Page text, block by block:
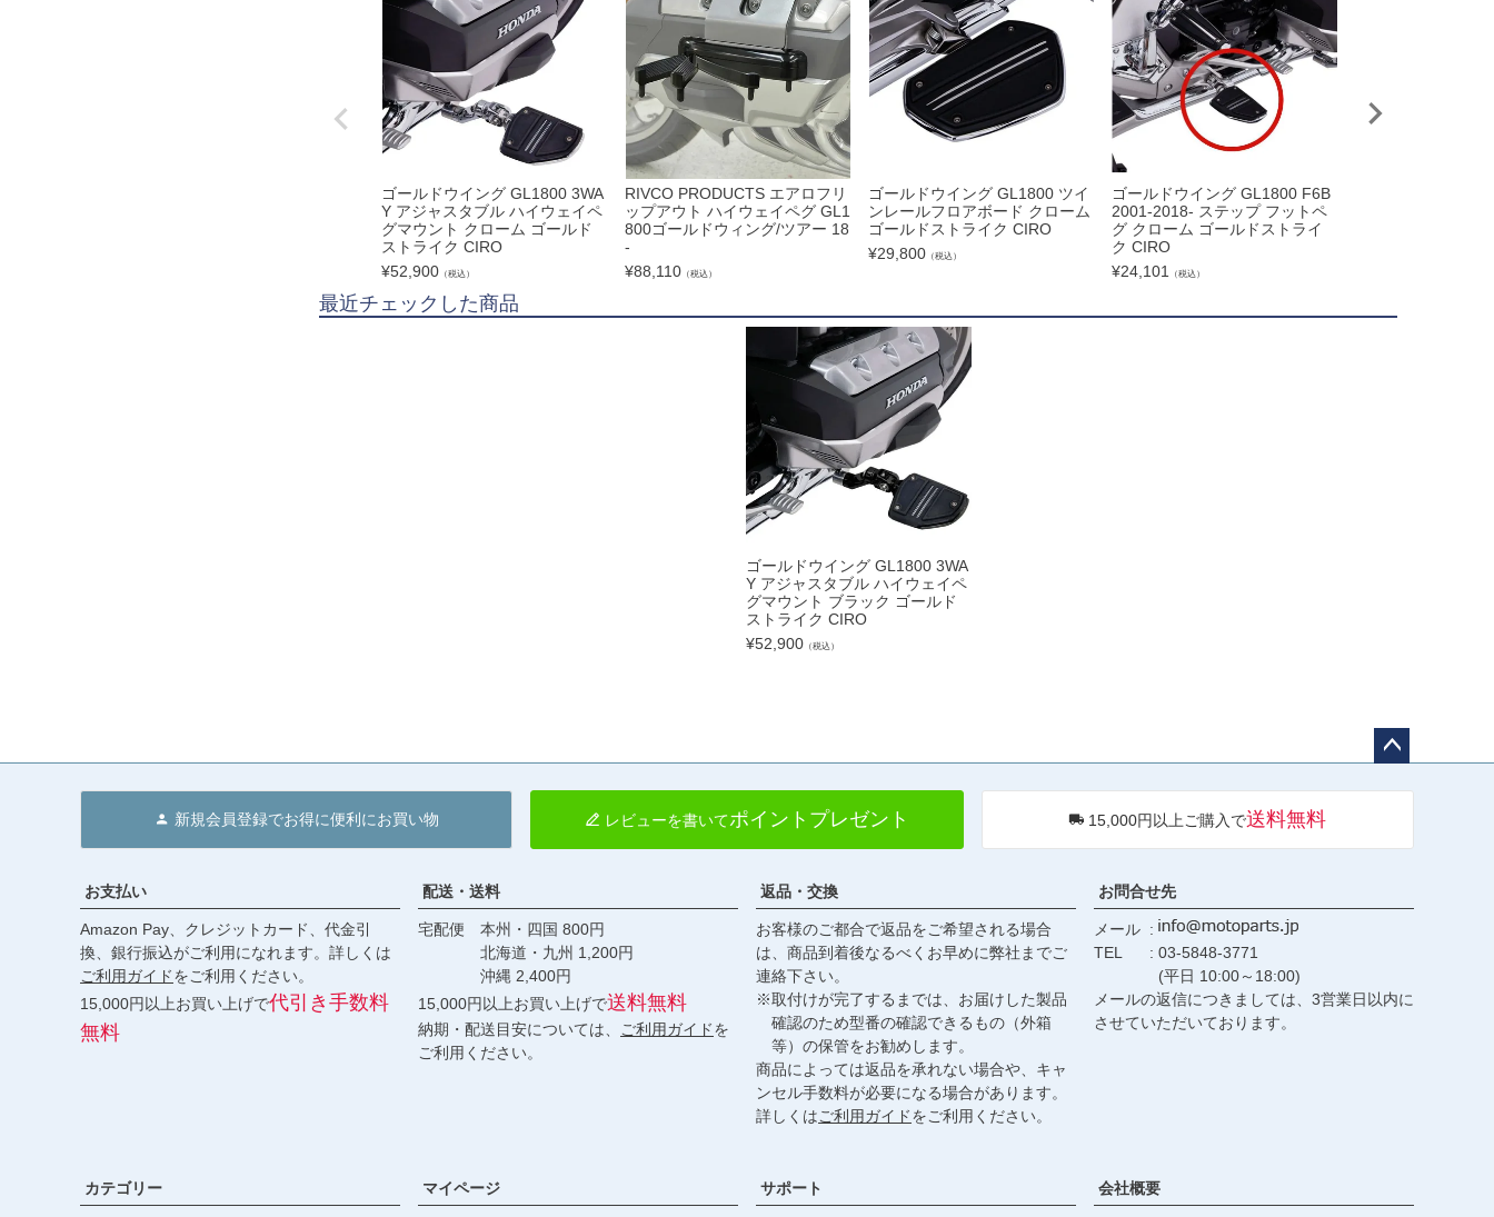
ゴールドウイング GL1800 3WA
Y アジャスタブル ハイウェイペ
グマウント クローム ゴールド
ストライク CIRO
¥52,900 （税込）
RIVCO PRODUCTS エアロフリ
ップアウト ハイウェイペグ GL1
800ゴールドウィング/ツアー 18
-
¥88,110 （税込）
ゴールドウイング GL1800 ツイ
ンレールフロアボード クローム
ゴールドストライク CIRO
¥29,800 （税込）
ゴールドウイング GL1800 F6B
2001-2018- ステップ フットペ
グ クローム ゴールドストライ
ク CIRO
¥24,101 （税込）
最近チェックした商品
ゴールドウイング GL1800 3WA
Y アジャスタブル ハイウェイペ
グマウント ブラック ゴールド
ストライク CIRO
¥52,900（税込）
へ
新規会員登録でお得に便利にお買い物 レビューを書いてポイントプレゼント 15,000円以上ご購入で送料無料
お支払い
Amazon Pay、クレジットカード、代金引
換、銀行振込がご利用になれます。詳しくは
ご利用ガイドをご利用ください。
15,000円以上お買い上げで代引き手数料
無料
配送・送料
宅配便 本州・四国 800円
北海道・九州 1,200円
沖縄 2,400円
15,000円以上お買い上げで送料無料
納期・配送目安については、 ご利用ガイドを
ご利用ください。
返品・交換
お客様のご都合で返品をご希望される場合
は、商品到着後なるべくお早めに弊社までご
連絡下さい。
※取付けが完了するまでは、お届けした製品
確認のため型番の確認できるもの（外箱
等）の保管をお勧めします。
商品によっては返品を承れない場合や、キャ
ンセル手数料が必要になる場合があります。
詳しくはご利用ガイドをご利用ください。
お問合せ先
メール
TEL
03-5848-3771
(平日 10:00～18:00)
メールの返信につきましては、3営業日以内に
させていただいております。
カテゴリー マイページ サポート 会社概要